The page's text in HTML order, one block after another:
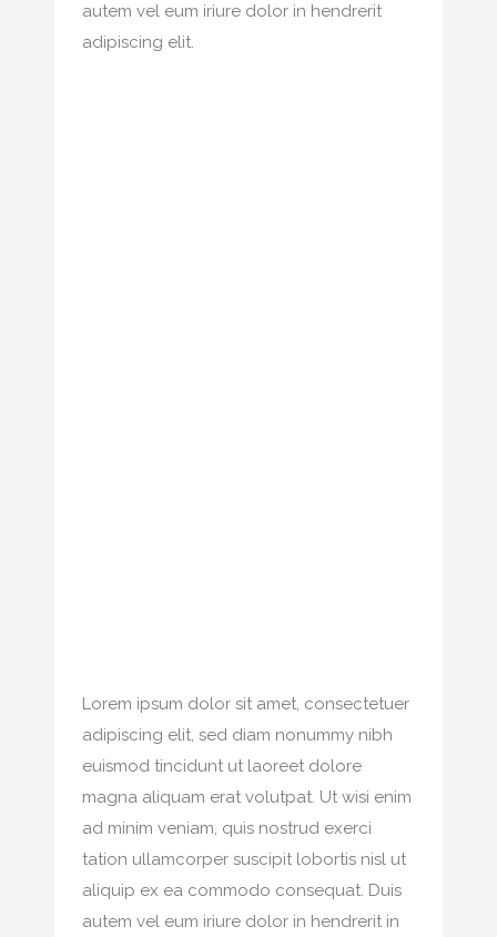
autem vel eum iriure dolor in hendrerit
adipiscing elit.
Lorem ipsum dolor sit amet, consectetuer
adipiscing elit, sed diam nonummy nibh
euismod tincidunt ut laoreet dolore
magna aliquam erat volutpat. Ut wisi enim
ad minim veniam, quis nostrud exerci
tation ullamcorper suscipit lobortis nisl ut
aliquip ex ea commodo consequat. Duis
autem vel eum iriure dolor in hendrerit in